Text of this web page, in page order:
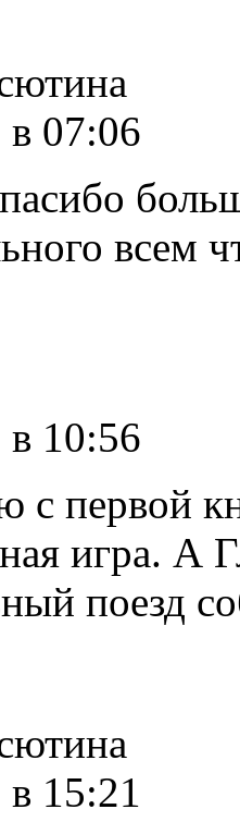
07:06
всем
10:56
с первой
игра. А
поезд
15:21